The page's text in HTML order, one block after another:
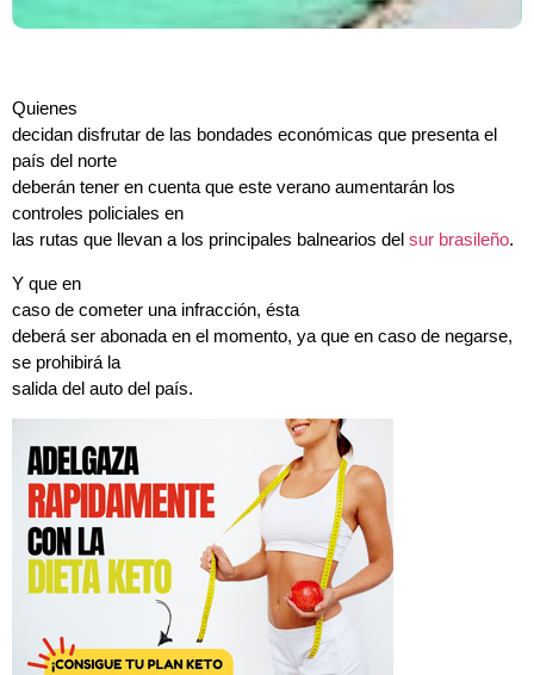
Quienes
decidan disfrutar de las bondades económicas que presenta el
país del norte
deberán tener en cuenta que este verano aumentarán los
controles policiales en
las rutas que llevan a los principales balnearios del sur brasileño.
Y que en
caso de cometer una infracción, ésta
deberá ser abonada en el momento, ya que en caso de negarse,
se prohibirá la
salida del auto del país.